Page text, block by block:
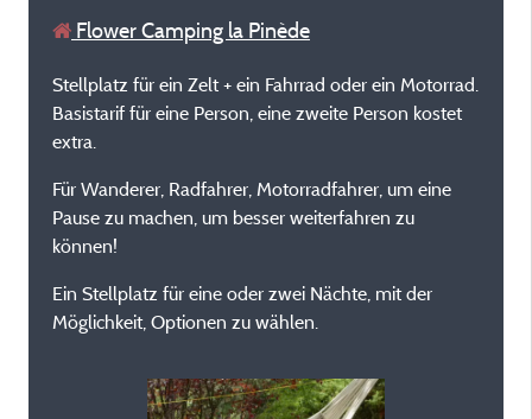
Flower Camping la Pinède
Stellplatz für ein Zelt + ein Fahrrad oder ein Motorrad.
Basistarif für eine Person, eine zweite Person kostet
extra.
Für Wanderer, Radfahrer, Motorradfahrer, um eine
Pause zu machen, um besser weiterfahren zu
können!
Ein Stellplatz für eine oder zwei Nächte, mit der
Möglichkeit, Optionen zu wählen.